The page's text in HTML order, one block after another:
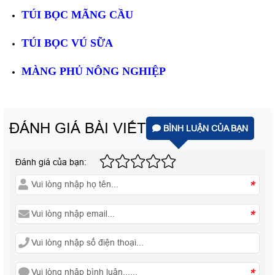
TÚI BỌC MÃNG CẦU
TÚI BỌC VÚ SỮA
MÀNG PHỦ NÔNG NGHIỆP
ĐÁNH GIÁ BÀI VIẾT BÌNH LUẬN CỦA BẠN
Đánh giá của bạn:
*
*